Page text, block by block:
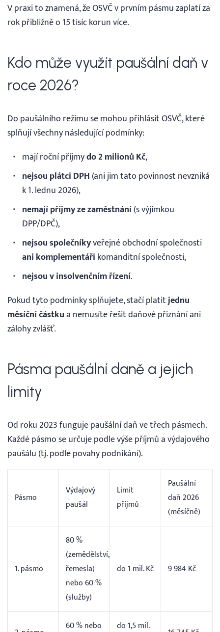
V praxi to znamená, že OSVČ v prvním pásmu zaplatí za
rok přibližně o 15 tisíc korun více.
Kdo může využít paušální daň v
roce 2026?
Do paušálního režimu se mohou přihlásit OSVČ, které
splňují všechny následující podmínky:
mají roční příjmydo 2 milionů Kč,
nejsou plátci DPH (ani jim tato povinnost nevzniká
k 1. lednu 2026),
nemají příjmy ze zaměstnání(s výjimkou
DPP/DPČ),
nejsou společníkyveřejné obchodní společnosti
ani komplementáři komanditní společnosti,
nejsou v insolvenčním řízení.
Pokud tyto podmínky splňujete, stačí platitjednu
měsíční částkua nemusíte řešit daňové přiznání ani
zálohy zvlášť.
Pásma paušální daně a jejich
limity
Od roku 2023 funguje paušální daň ve třech pásmech.
Každé pásmo se určuje podle výše příjmů a výdajového
paušálu (tj. podle povahy podnikání).
Pásmo
Výdajový
paušál
Limit
příjmů
Paušální
daň 2026
(měsíčně)
1. pásmo
80 %
(zemědělství,
řemesla)
nebo 60 %
(služby)
do 1 mil. Kč 9 984 Kč
60 % nebo do 1,5 mil.